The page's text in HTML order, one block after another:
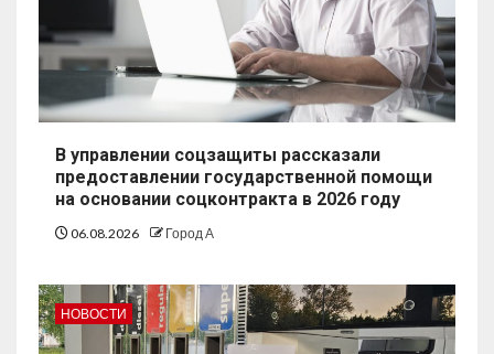
В управлении соцзащиты рассказали
предоставлении государственной помощи
на основании соцконтракта в 2026 году
06.08.2026 Город А
НОВОСТИ